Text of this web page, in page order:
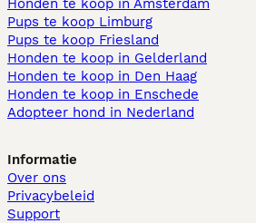
Honden te koop in Amsterdam
Pups te koop Limburg​
Pups te koop Friesland​
Honden te koop in Gelderland
Honden te koop in Den Haag
Honden te koop in Enschede
Adopteer hond in Nederland
Informatie
Over ons
Privacybeleid
Support